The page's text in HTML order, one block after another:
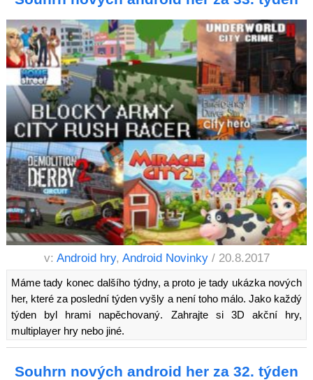
v: Android hry, Android Novinky / 20.8.2017
Máme tady konec dalšího týdny, a proto je tady ukázka nových
her, které za poslední týden vyšly a není toho málo. Jako každý
týden byl hrami napěchovaný. Zahrajte si 3D akční hry,
multiplayer hry nebo jiné.
Souhrn nových android her za 32. týden